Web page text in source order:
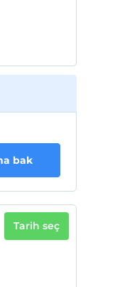
bak
Tarih seç